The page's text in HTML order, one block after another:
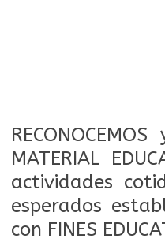
MATERIAL
actividades
esperados
con FINES